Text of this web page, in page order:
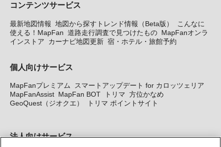
コンテンツサービス
最新地図情報 地図から探すトレンド情報（Beta版）
こんなに
使える！MapFan 道路走行調査で見つけたもの MapFanオンラ
インストア
カーナビ地図更新 宿・ホテル・旅館予約
個人向けサービス
MapFanプレミアム
スマートアップデート for カロッツェリア
MapFanAssist MapFan BOT トリマ 方位かなめ
GeoQuest（ジオクエ）
トリマ ポイントサイト
法人向けサービス